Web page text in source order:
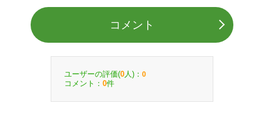
コメント
ユーザーの評価(0 人)： 0
コメント： 0件